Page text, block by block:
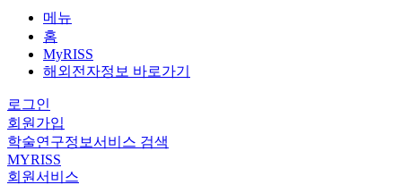
메뉴
홈
MyRISS
해외전자정보 바로가기
로그인
회원가입
학술연구정보서비스 검색
MYRISS
회원서비스